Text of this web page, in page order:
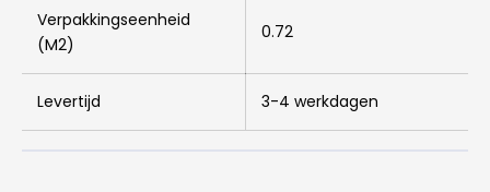
Verpakkingseenheid
(M2)
0.72
Levertijd 3-4 werkdagen